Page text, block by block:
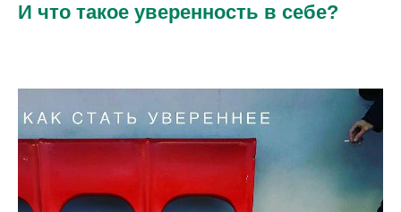
И что такое уверенность в себе?